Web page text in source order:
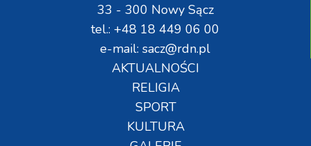
33 - 300 Nowy Sącz
tel.: +48 18 449 06 00
e-mail: sacz@rdn.pl
AKTUALNOŚCI
RELIGIA
SPORT
KULTURA